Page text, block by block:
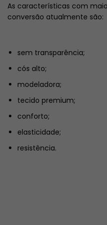
As características com
conversão atualmente são:
sem transparência;
cós alto;
modeladora;
tecido premium;
conforto;
elasticidade;
resistência.